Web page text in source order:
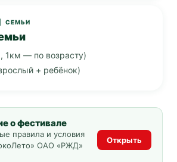
| СЕМЬИ
1км — по возрасту)
+ ребёнок)
о фестивале
правила и условия
ОАО «РЖД»
Открыть